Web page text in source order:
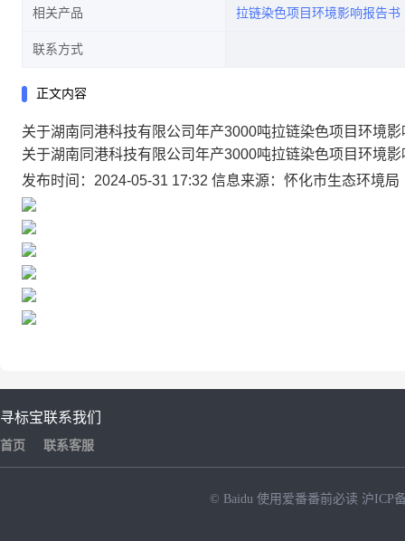
相关产品 拉链染色项目环境影响报告书
联系方式
正文内容
关于湖南同港科技有限公司年产3000吨拉链染色项目环境
关于湖南同港科技有限公司年产3000吨拉链染色项目环境
发布时间：2024-05-31 17:32 信息来源：怀化市生态环境局
寻标宝
首页
联系我们
联系客服
© Baidu 使用爱番番前必读 沪ICP